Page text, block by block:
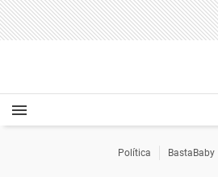
Política BastaBaby